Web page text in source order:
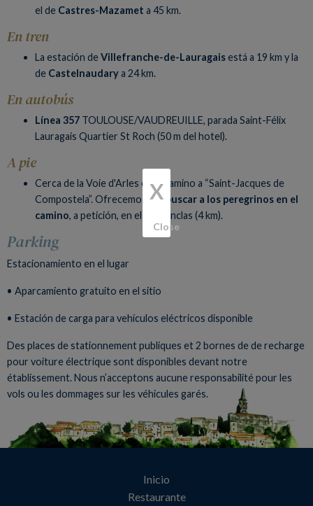
el de Castres-Mazamet a 45 km.
En tren
La estación deVillefranche-de-Lauragaisestá a 19 km y la
de Castelnaudarya 24 km.
En autobús
Línea 357 TOULOUSE/VAUDREUILLE, parada Saint-Félix
Lauragais Quartier St Roch (50 m del hotel).
A pie
Cerca de la Voie d'Arles en el camino a “Saint-Jacques de
Compostela”. Ofrecemos ir a buscar a los peregrinos en el
camino, a petición, en el lago Enclas (4 km).
Parking
Estacionamiento en el lugar
• Aparcamiento gratuito en el sitio
• Estación de carga para vehículos eléctricos disponible
Des places de stationnement publiques et 2 bornes de de recharge
pour voiture électrique sont disponibles devant notre
établissement. Nous n’acceptons aucune responsabilité pour les
vols ou les dommages sur les véhicules garés.
Inicio
Restaurante
X
Close